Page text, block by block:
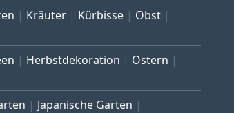
Kräuter Kürbisse
Obst
Herbstdekoration
Ostern
Japanische Gärten